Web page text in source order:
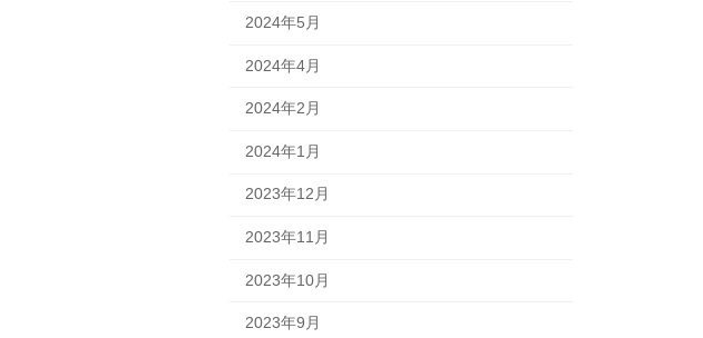
2024年5月
2024年4月
2024年2月
2024年1月
2023年12月
2023年11月
2023年10月
2023年9月